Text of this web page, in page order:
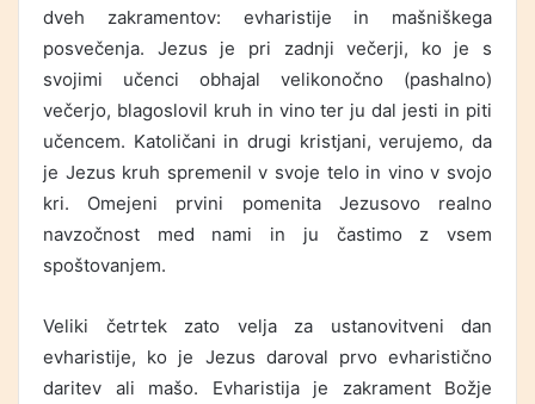
dveh zakramentov: evharistije in mašniškega
posvečenja. Jezus je pri zadnji večerji, ko je s
svojimi učenci obhajal velikonočno (pashalno)
večerjo, blagoslovil kruh in vino ter ju dal jesti in piti
učencem. Katoličani in drugi kristjani, verujemo, da
je Jezus kruh spremenil v svoje telo in vino v svojo
kri. Omejeni prvini pomenita Jezusovo realno
navzočnost med nami in ju častimo z vsem
spoštovanjem.
Veliki četrtek zato velja za ustanovitveni dan
evharistije, ko je Jezus daroval prvo evharistično
daritev ali mašo. Evharistija je zakrament Božje